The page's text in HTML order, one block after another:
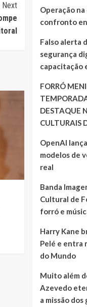
Next
Operação na
confronto
Falso alerta
segurança
capacitação
FORRÓ
DESTAQUE
CULTURAIS
OpenAI
modelos de
real
Banda
Cultural de
forró e
Harry Kane
Pelé e entra
do Mundo
Muito além
Azevedo
a missão